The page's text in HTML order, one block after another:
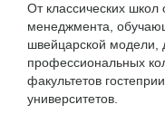
От классических школ
менеджмента,
швейцарской модели,
профессиональных
факультетов
университетов.